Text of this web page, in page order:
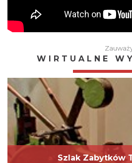
WIRTUALNE
Szlak Zabytków